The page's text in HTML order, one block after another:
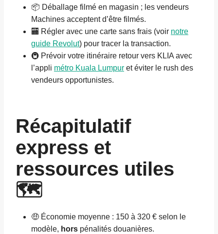
📦 Déballage filmé en magasin ; les vendeurs
Machines acceptent d’être filmés.
🏧 Régler avec une carte sans frais (voir notre
guide Revolut) pour tracer la transaction.
🚇 Prévoir votre itinéraire retour vers KLIA avec
l’appli métro Kuala Lumpur et éviter le rush des
vendeurs opportunistes.
Récapitulatif
express et
ressources utiles
🗺️
🤑 Économie moyenne : 150 à 320 € selon le
modèle, hors pénalités douanières.